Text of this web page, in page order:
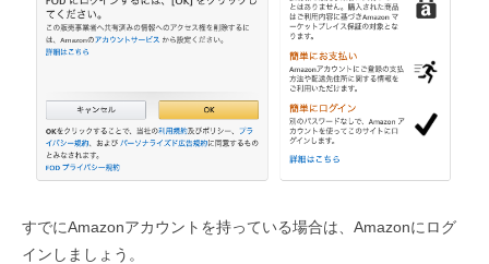
すでにAmazonアカウントを持っている場合は、Amazonにログ
インしましょう。